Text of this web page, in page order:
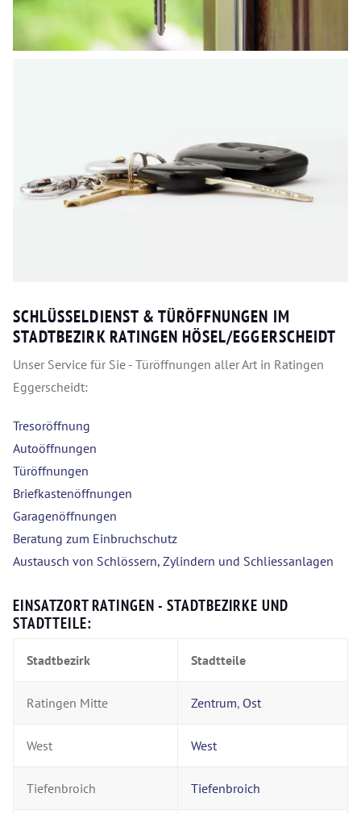
SCHLÜSSELDIENST & TÜRÖFFNUNGEN IM
STADTBEZIRK RATINGEN HÖSEL/EGGERSCHEIDT
Unser Service für Sie - Türöffnungen aller Art in Ratingen
Eggerscheidt:
Tresoröffnung
Autoöffnungen
Türöffnungen
Briefkastenöffnungen
Garagenöffnungen
Beratung zum Einbruchschutz
Austausch von Schlössern, Zylindern und Schliessanlagen
EINSATZORT RATINGEN - STADTBEZIRKE UND
STADTTEILE:
Stadtbezirk Stadtteile
Ratingen Mitte Zentrum, Ost
West West
Tiefenbroich Tiefenbroich